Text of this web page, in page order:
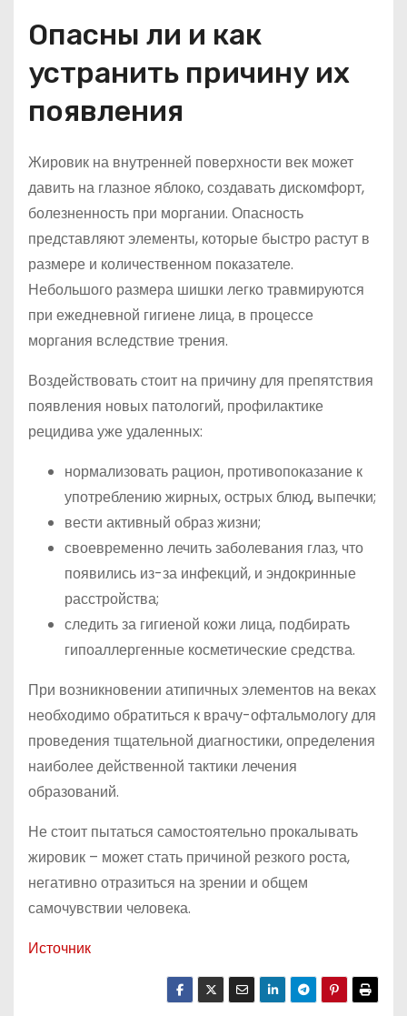
Опасны ли и как
устранить причину их
появления
Жировик на внутренней поверхности век может
давить на глазное яблоко, создавать дискомфорт,
болезненность при моргании. Опасность
представляют элементы, которые быстро растут в
размере и количественном показателе.
Небольшого размера шишки легко травмируются
при ежедневной гигиене лица, в процессе
моргания вследствие трения.
Воздействовать стоит на причину для препятствия
появления новых патологий, профилактике
рецидива уже удаленных:
нормализовать рацион, противопоказание к
употреблению жирных, острых блюд, выпечки;
вести активный образ жизни;
своевременно лечить заболевания глаз, что
появились из-за инфекций, и эндокринные
расстройства;
следить за гигиеной кожи лица, подбирать
гипоаллергенные косметические средства.
При возникновении атипичных элементов на веках
необходимо обратиться к врачу-офтальмологу для
проведения тщательной диагностики, определения
наиболее действенной тактики лечения
образований.
Не стоит пытаться самостоятельно прокалывать
жировик – может стать причиной резкого роста,
негативно отразиться на зрении и общем
самочувствии человека.
Источник